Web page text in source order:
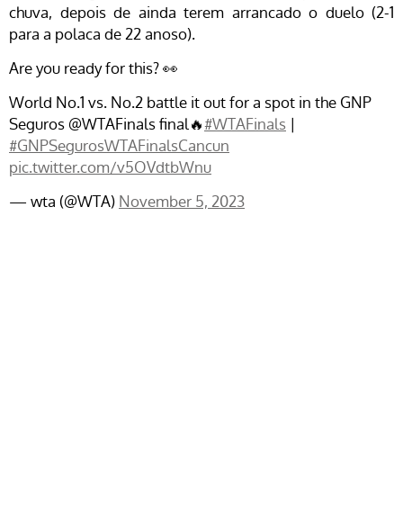
chuva, depois de ainda terem arrancado o duelo (2-1
para a polaca de 22 anoso).
Are you ready for this? 👀
World No.1 vs. No.2 battle it out for a spot in the GNP
Seguros @WTAFinals final🔥#WTAFinals |
#GNPSegurosWTAFinalsCancun
pic.twitter.com/v5OVdtbWnu
— wta (@WTA) November 5, 2023